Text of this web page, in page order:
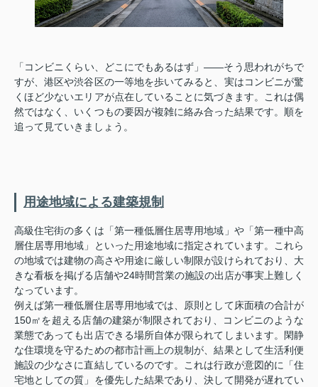
「コンビニくらい、どこにでもあるはず」——そう思われがちで
すが、港区や渋谷区の一等地を歩いてみると、実はコンビニが驚
くほど少ないエリアが点在していることに気づきます。これは偶
然ではなく、いくつもの要因が複雑に絡み合った結果です。順を
追って見ていきましょう。
用途地域による建築規制
高級住宅街の多くは「第一種低層住居専用地域」や「第一種中高
層住居専用地域」といった用途地域に指定されています。これら
の地域では建物の高さや用途に厳しい制限が設けられており、大
きな看板を掲げる店舗や24時間営業の施設の出店が事実上難しく
なっています。
例えば第一種低層住居専用地域では、原則として床面積の合計が
150㎡を超える店舗の建築が制限されており、コンビニのような
業態であっても出店できる場所自体が限られてしまいます。閑静
な住環境を守るための都市計画上の規制が、結果として生活利便
施設の少なさに直結しているのです。これは行政が意図的に「住
宅地としての質」を優先した結果であり、決して開発が遅れてい